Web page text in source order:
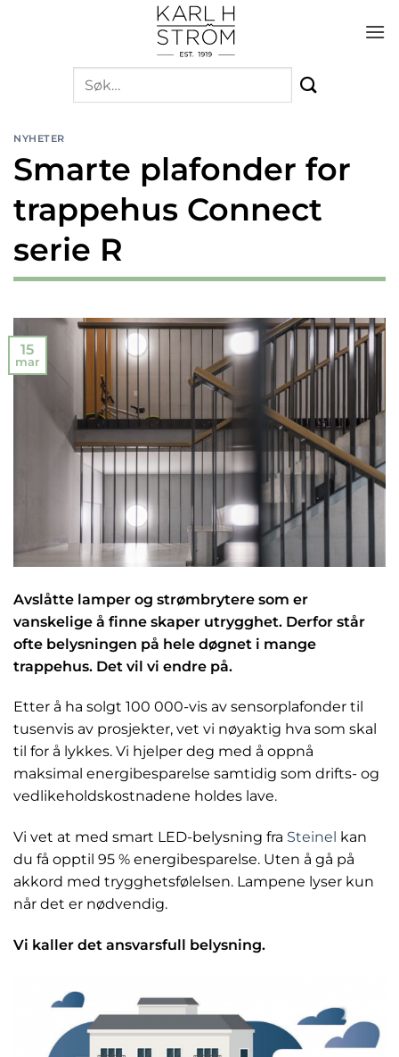
Søk
etter:
NYHETER
Smarte plafonder for
trappehus Connect
serie R
15
mar
Avslåtte lamper og strømbrytere som er
vanskelige å finne skaper utrygghet. Derfor står
ofte belysningen på hele døgnet i mange
trappehus. Det vil vi endre på.
Etter å ha solgt 100 000-vis av sensorplafonder til
tusenvis av prosjekter, vet vi nøyaktig hva som skal
til for å lykkes. Vi hjelper deg med å oppnå
maksimal energibesparelse samtidig som drifts- og
vedlikeholdskostnadene holdes lave.
Vi vet at med smart LED-belysning fra Steinel kan
du få opptil 95 % energibesparelse. Uten å gå på
akkord med trygghetsfølelsen. Lampene lyser kun
når det er nødvendig.
Vi kaller det ansvarsfull belysning.